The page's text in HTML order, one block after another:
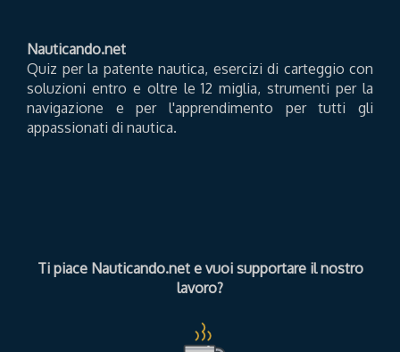
Nauticando.net
Quiz per la patente nautica, esercizi di carteggio con
soluzioni entro e oltre le 12 miglia, strumenti per la
navigazione e per l'apprendimento per tutti gli
appassionati di nautica.
Ti piace Nauticando.net e vuoi supportare il nostro
lavoro?